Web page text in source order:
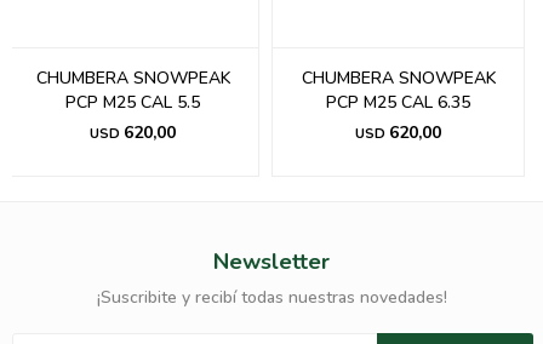
CHUMBERA SNOWPEAK
PCP M25 CAL 5.5
USD 620,00
CHUMBERA SNOWPEAK
PCP M25 CAL 6.35
USD 620,00
Newsletter
¡Suscribite y recibí todas nuestras novedades!